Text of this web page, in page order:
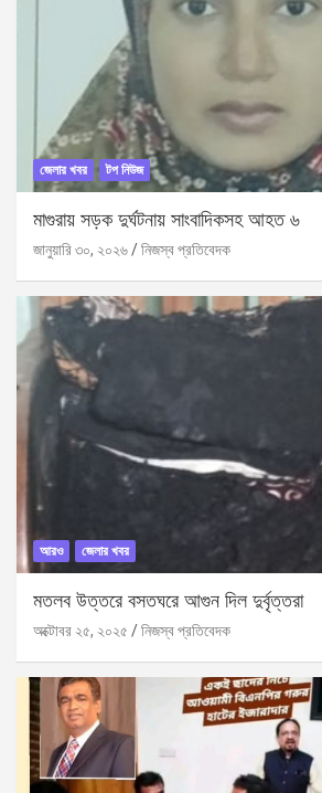
জেলার খবর টপ নিউজ
মাগুরায় সড়ক দুর্ঘটনায় সাংবাদিকসহ আহত ৬
জানুয়ারি ৩০, ২০২৬ নিজস্ব প্রতিবেদক
আরও জেলার খবর
মতলব উত্তরে বসতঘরে আগুন দিল দুর্বৃত্তরা
অক্টোবর ২৫, ২০২৫ নিজস্ব প্রতিবেদক